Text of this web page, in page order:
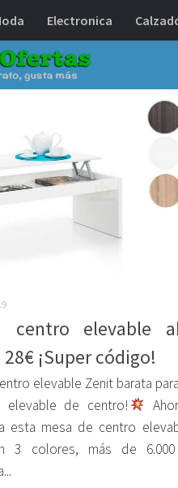
Electronica
centro elevable
¡Super código!
elevable Zenit barata
elevable de centro!
esta mesa de centro
3 colores, más de 6.000